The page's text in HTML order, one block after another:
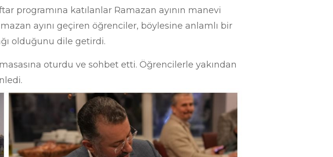
programına katılanlar Ramazan ayının manevi
ayını geçiren öğrenciler, böylesine anlamlı bir
olduğunu dile getirdi.
oturdu ve sohbet etti. Öğrencilerle yakından